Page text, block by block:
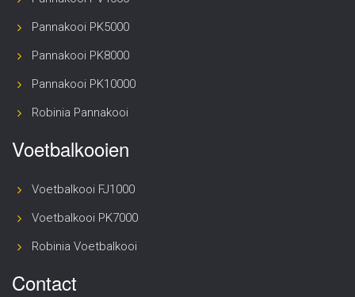
Pannakooi PK5000
Pannakooi PK8000
Pannakooi PK10000
Robinia Pannakooi
Voetbalkooien
Voetbalkooi FJ1000
Voetbalkooi PK7000
Robinia Voetbalkooi
Contact